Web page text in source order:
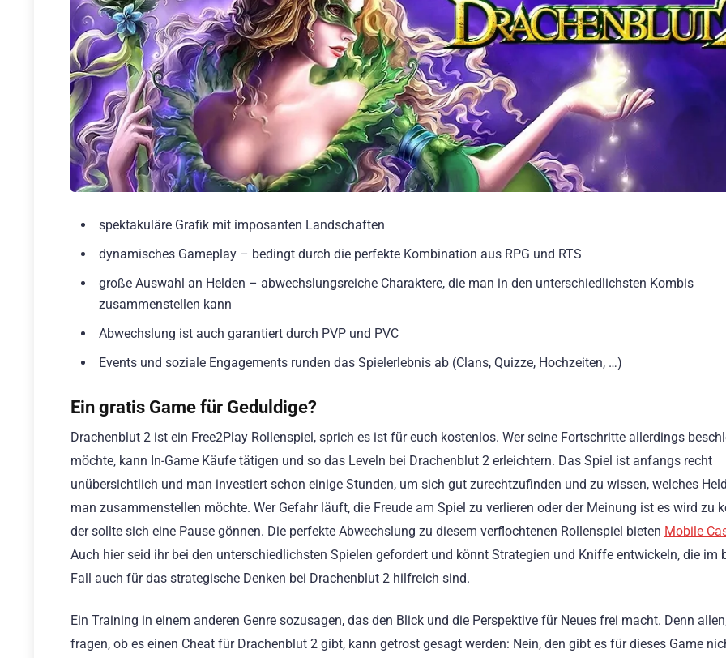
spektakuläre Grafik mit imposanten Landschaften
dynamisches Gameplay – bedingt durch die perfekte Kombination aus RPG und RTS
große Auswahl an Helden – abwechslungsreiche Charaktere, die man in den unterschiedlichsten Kombis
zusammenstellen kann
Abwechslung ist auch garantiert durch PVP und PVC
Events und soziale Engagements runden das Spielerlebnis ab (Clans, Quizze, Hochzeiten, …)
Ein gratis Game für Geduldige?
Drachenblut 2 ist ein Free2Play Rollenspiel, sprich es ist für euch kostenlos. Wer seine Fortschritte allerdings
möchte, kann In-Game Käufe tätigen und so das Leveln bei Drachenblut 2 erleichtern. Das Spiel ist anfangs recht
unübersichtlich und man investiert schon einige Stunden, um sich gut zurechtzufinden und zu wissen, welches
man zusammenstellen möchte. Wer Gefahr läuft, die Freude am Spiel zu verlieren oder der Meinung ist es wird zu
der sollte sich eine Pause gönnen. Die perfekte Abwechslung zu diesem verflochtenen Rollenspiel bieten Mobile
Auch hier seid ihr bei den unterschiedlichsten Spielen gefordert und könnt Strategien und Kniffe entwickeln, die im
Fall auch für das strategische Denken bei Drachenblut 2 hilfreich sind.
Ein Training in einem anderen Genre sozusagen, das den Blick und die Perspektive für Neues frei macht. Denn
fragen, ob es einen Cheat für Drachenblut 2 gibt, kann getrost gesagt werden: Nein, den gibt es für dieses Game